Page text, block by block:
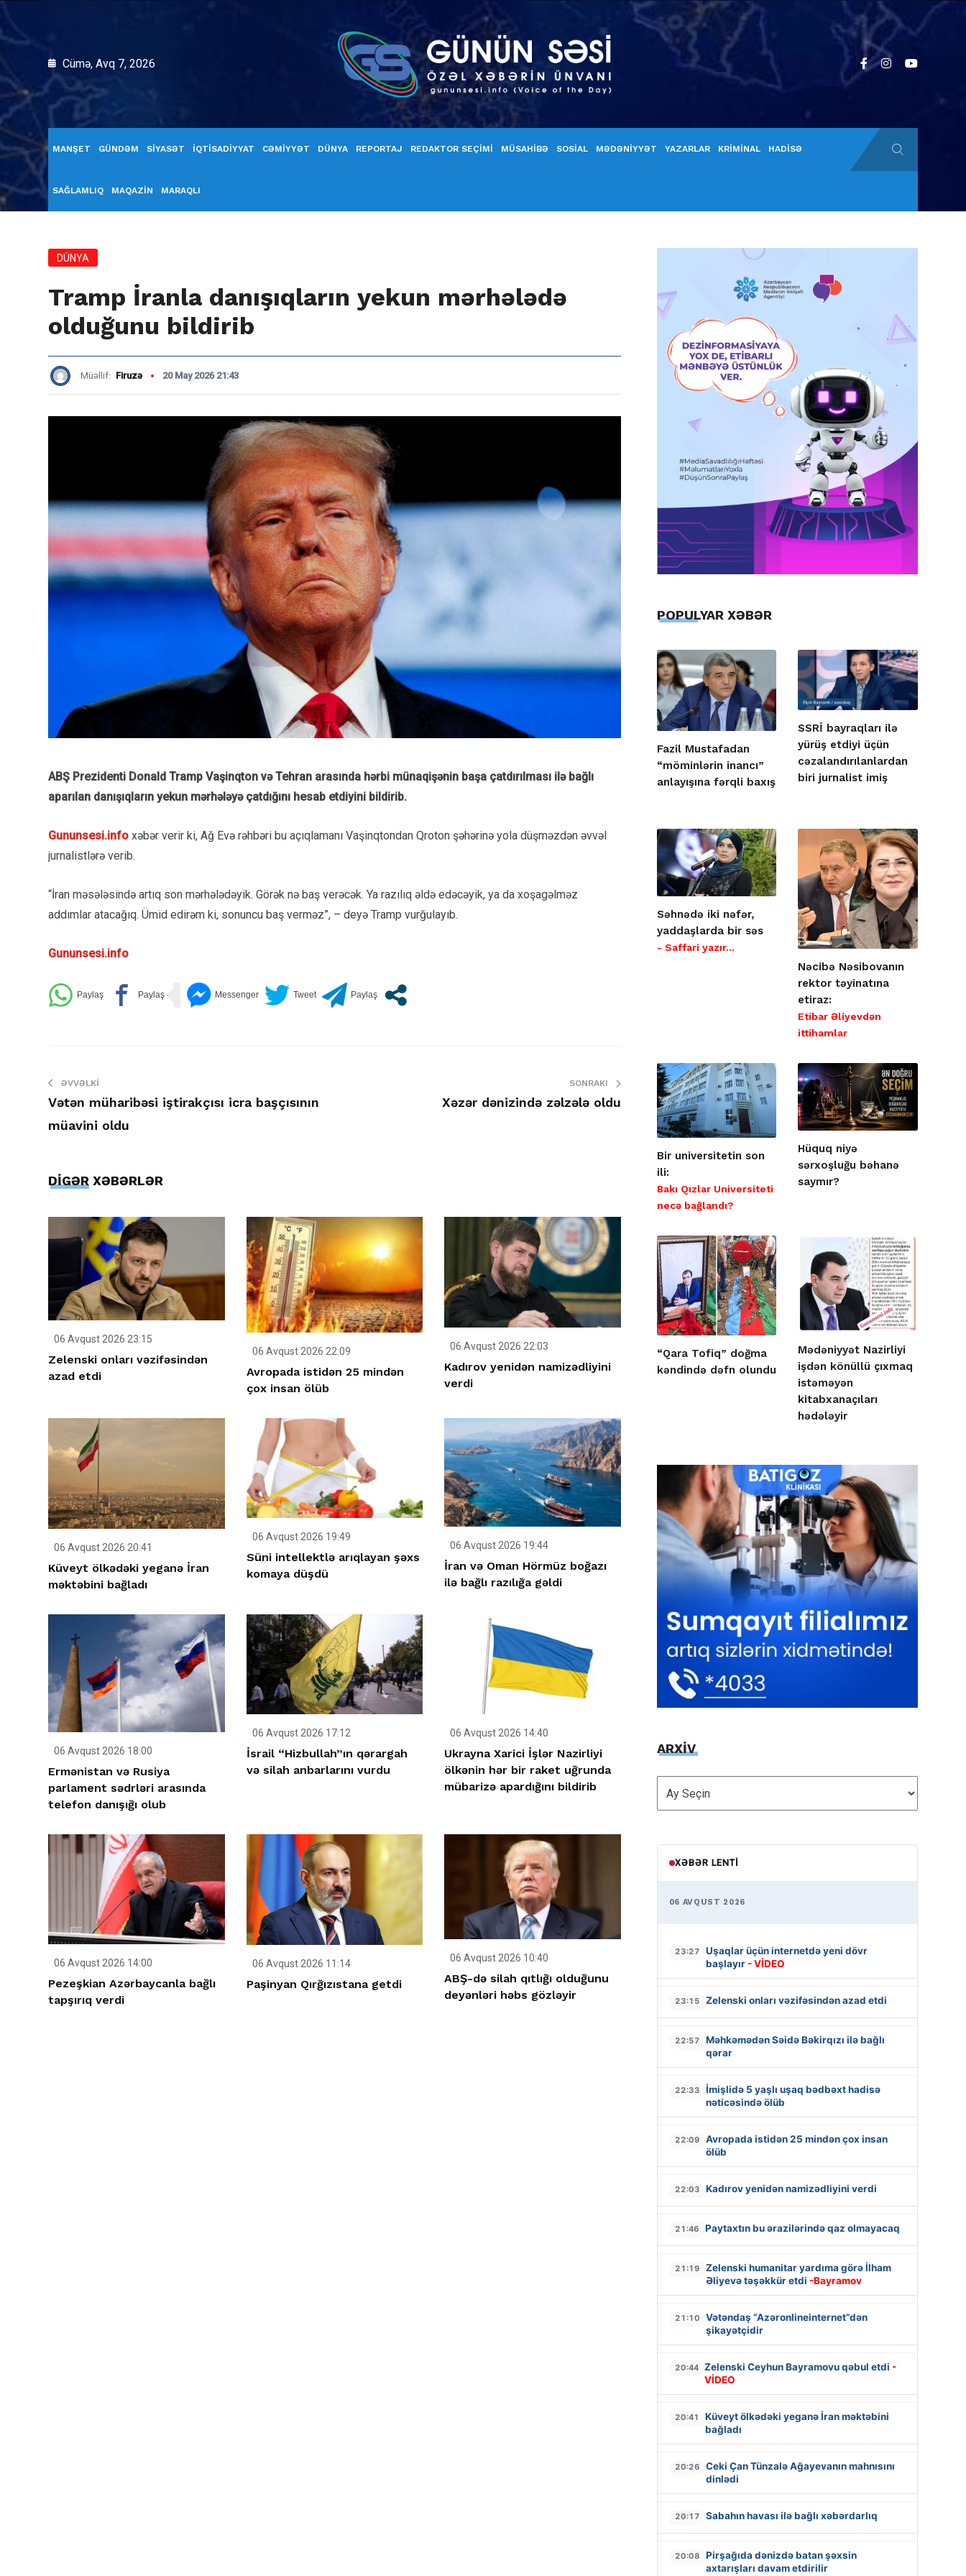
Cümə, Avq 7, 2026
MANŞET GÜNDƏM SİYASƏT İQTİSADİYYAT CƏMİYYƏT DÜNYA REPORTAJ REDAKTOR SEÇİMİ MÜSAHİBƏ SOSİAL MƏDƏNİYYƏT YAZARLAR KRİMİNAL HADİSƏ
SAĞLAMLIQ MAQAZİN MARAQLI
DÜNYA
Tramp İranla danışıqların yekun mərhələdə
olduğunu bildirib
Müəllif: Firuzə 20 May 2026 21:43
ABŞ Prezidenti Donald Tramp Vaşinqton və Tehran arasında hərbi münaqişənin başa çatdırılması ilə bağlı
aparılan danışıqların yekun mərhələyə çatdığını hesab etdiyini bildirib.
Gununsesi.info xəbər verir ki, Ağ Evə rəhbəri bu açıqlamanı Vaşinqtondan Qroton şəhərinə yola düşməzdən əvvəl
jurnalistlərə verib.
“İran məsələsində artıq son mərhələdəyik. Görək nə baş verəcək. Ya razılıq əldə edəcəyik, ya da xoşagəlməz
addımlar atacağıq. Ümid edirəm ki, sonuncu baş verməz”, – deyə Tramp vurğulayıb.
Gununsesi.info
ƏVVƏLKI
Vətən müharibəsi iştirakçısı icra başçısının
müavini oldu
SONRAKI
Xəzər dənizində zəlzələ oldu
DİGƏR XƏBƏRLƏR
06 Avqust 2026 23:15
Zelenski onları vəzifəsindən
azad etdi
06 Avqust 2026 22:09
Avropada istidən 25 mindən
çox insan ölüb
06 Avqust 2026 22:03
Kadırov yenidən namizədliyini
verdi
06 Avqust 2026 20:41
Küveyt ölkədəki yeganə İran
məktəbini bağladı
06 Avqust 2026 19:49
Süni intellektlə arıqlayan şəxs
komaya düşdü
06 Avqust 2026 19:44
İran və Oman Hörmüz boğazı
ilə bağlı razılığa gəldi
06 Avqust 2026 18:00
Ermənistan və Rusiya
parlament sədrləri arasında
telefon danışığı olub
06 Avqust 2026 17:12
İsrail “Hizbullah”ın qərargah
və silah anbarlarını vurdu
06 Avqust 2026 14:40
Ukrayna Xarici İşlər Nazirliyi
ölkənin hər bir raket uğrunda
mübarizə apardığını bildirib
06 Avqust 2026 14:00
Pezeşkian Azərbaycanla bağlı
tapşırıq verdi
06 Avqust 2026 11:14
Paşinyan Qırğızıstana getdi
06 Avqust 2026 10:40
ABŞ-də silah qıtlığı olduğunu
deyənləri həbs gözləyir
POPULYAR XƏBƏR
Fazil Mustafadan
“möminlərin inancı”
anlayışına fərqli baxış
SSRİ bayraqları ilə
yürüş etdiyi üçün
cəzalandırılanlardan
biri jurnalist imiş
Səhnədə iki nəfər,
yaddaşlarda bir səs
- Saffari yazır…
Nəcibə Nəsibovanın
rektor təyinatına
etiraz:
Etibar Əliyevdən
ittihamlar
Bir universitetin son
ili:
Bakı Qızlar Universiteti
necə bağlandı?
Hüquq niyə
sərxoşluğu bəhanə
saymır?
“Qara Tofiq” doğma
kəndində dəfn olundu
Mədəniyyət Nazirliyi
işdən könüllü çıxmaq
istəməyən
kitabxanaçıları
hədələyir
ARXİV
ARXİV
XƏBƏR LENTI
06 AVQUST 2026
23:27
Uşaqlar üçün internetdə yeni dövr
başlayır - VİDEO
23:15 Zelenski onları vəzifəsindən azad etdi
22:57
Məhkəmədən Səidə Bəkirqızı ilə bağlı
qərar
22:33
İmişlidə 5 yaşlı uşaq bədbəxt hadisə
nəticəsində ölüb
22:09
Avropada istidən 25 mindən çox insan
ölüb
22:03 Kadırov yenidən namizədliyini verdi
21:46 Paytaxtın bu ərazilərində qaz olmayacaq
21:19
Zelenski humanitar yardıma görə İlham
Əliyevə təşəkkür etdi -Bayramov
21:10
Vətəndaş “Azəronlineinternet”dən
şikayətçidir
20:44 Zelenski Ceyhun Bayramovu qəbul etdi -
VİDEO
20:41
Küveyt ölkədəki yeganə İran məktəbini
bağladı
20:26
Ceki Çan Tünzalə Ağayevanın mahnısını
dinlədi
20:17 Sabahın havası ilə bağlı xəbərdarlıq
20:08
Pirşağıda dənizdə batan şəxsin
axtarışları davam etdirilir